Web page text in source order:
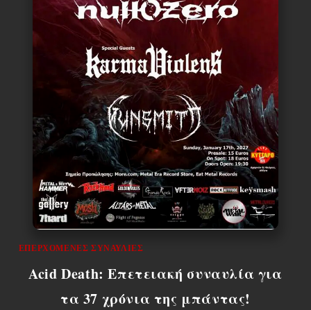
ΕΠΕΡΧΌΜΕΝΕΣ ΣΥΝΑΥΛΊΕΣ
Acid Death: Επετειακή συναυλία για
τα 37 χρόνια της μπάντας!